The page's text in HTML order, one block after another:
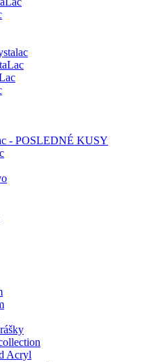
- POSLEDNÉ KUSY
Acryl